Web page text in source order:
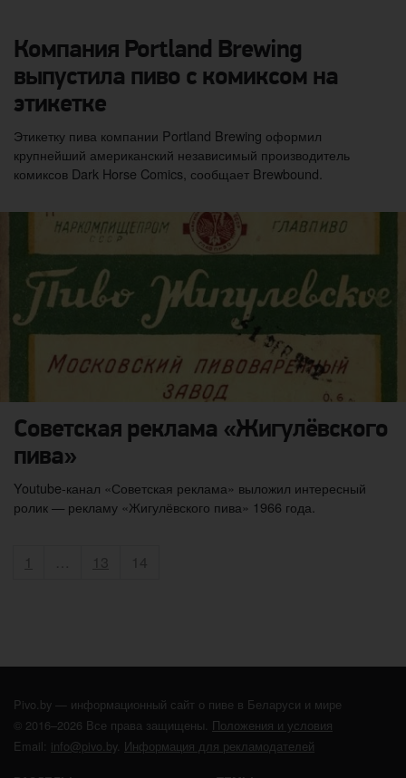
Компания Portland Brewing
выпустила пиво с комиксом на
этикетке
Этикетку пива компании Portland Brewing оформил
крупнейший американский независимый производитель
комиксов Dark Horse Comics, сообщает Brewbound.
Советская реклама «Жигулёвского
пива»
Youtube-канал «Советская реклама» выложил интересный
ролик — рекламу «Жигулёвского пива» 1966 года.
Pivo.by — информационный сайт о пиве в Беларуси и мире
© 2016–2026 Все права защищены. Положения и условия
Email: info@pivo.by. Информация для рекламодателей